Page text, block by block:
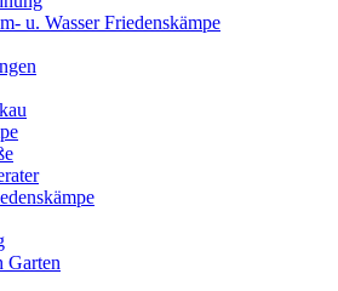
u. Wasser Friedenskämpe
Garten